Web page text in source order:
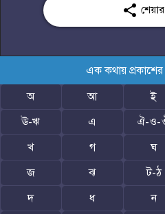

এক কথায় প্রকাশের
অ
আ ই
ঊ-ঋ
এ ঐ-ও-
খ
গ ঘ
জ
ঝ ট-ঠ
দ
ধ ন